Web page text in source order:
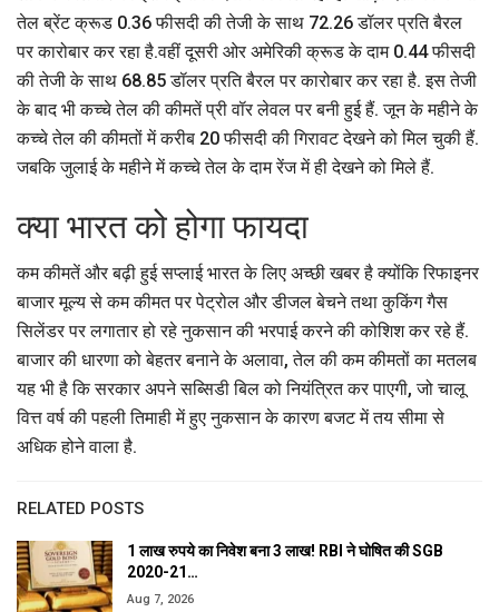
तेल ब्रेंट क्रूड 0.36 फीसदी की तेजी के साथ 72.26 डॉलर प्रति बैरल
पर कारोबार कर रहा है.वहीं दूसरी ओर अमेरिकी क्रूड के दाम 0.44 फीसदी
की तेजी के साथ 68.85 डॉलर प्रति बैरल पर कारोबार कर रहा है. इस तेजी
के बाद भी कच्चे तेल की कीमतें प्री वॉर लेवल पर बनी हुई हैं. जून के महीने के
कच्चे तेल की कीमतों में करीब 20 फीसदी की गिरावट देखने को मिल चुकी हैं.
जबकि जुलाई के महीने में कच्चे तेल के दाम रेंज में ही देखने को मिले हैं.
क्या भारत को होगा फायदा
कम कीमतें और बढ़ी हुई सप्लाई भारत के लिए अच्छी खबर है क्योंकि रिफाइनर
बाजार मूल्य से कम कीमत पर पेट्रोल और डीजल बेचने तथा कुकिंग गैस
सिलेंडर पर लगातार हो रहे नुकसान की भरपाई करने की कोशिश कर रहे हैं.
बाजार की धारणा को बेहतर बनाने के अलावा, तेल की कम कीमतों का मतलब
यह भी है कि सरकार अपने सब्सिडी बिल को नियंत्रित कर पाएगी, जो चालू
वित्त वर्ष की पहली तिमाही में हुए नुकसान के कारण बजट में तय सीमा से
अधिक होने वाला है.
RELATED POSTS
1 लाख रुपये का निवेश बना 3 लाख! RBI ने घोषित की SGB
2020-21…
Aug 7, 2026